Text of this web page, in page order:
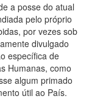
a posse do atual
pelo próprio
por vezes sob
divulgado
específica de
Humanas, como
algum primado
útil ao País.